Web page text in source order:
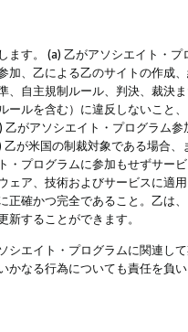
ます。 (a) 乙がアソシエイト・
加、乙による乙のサイトの作成
、自主規制ルール、判決、裁決
ールを含む）に違反しないこと
がアソシエイト・プログラム
が米国の制裁対象である場合
・プログラムに参加もせずサー
ェア、技術およびサービスに適
正確かつ完全であること。乙は
することができます。
シエイト・プログラムに関連し
かなる行為についても責任を負